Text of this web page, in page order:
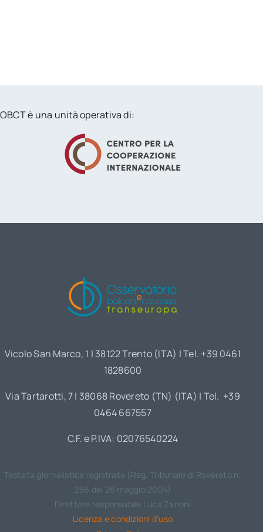
OBCT è una unità operativa di:
Vicolo San Marco, 1 | 38122 Trento (ITA) | Tel. +39 0461
1828600
Via Tartarotti, 7 | 38068 Rovereto (TN) (ITA) | Tel. +39
0464 667557
C.F. e P.IVA: 02076540224
Testata giornalistica registrata (Reg. Tribunale di Rovereto n.
256 del 26 maggio 2004)
Direttore responsabile Luca Zanoni
Licenza e condizioni d’uso